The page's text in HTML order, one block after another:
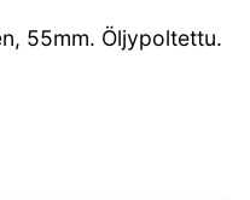
55mm. Öljypoltettu.